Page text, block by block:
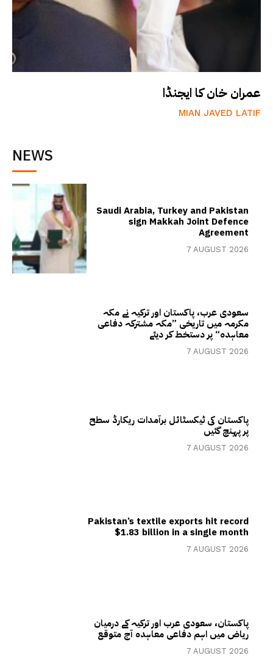
عمران خان کا ایجنڈا
MIAN JAVED LATIF
NEWS
Saudi Arabia, Turkey and Pakistan
sign Makkah Joint Defence
Agreement
7 AUGUST 2026
سعودی عرب، پاکستان اور ترکیہ نے مکہ
مکرمہ میں تاریخی ”مکہ مشترکہ دفاعی
معاہدہ“ پر دستخط کر دیئے
7 AUGUST 2026
پاکستان کی ٹیکسٹائل برآمدات ریکارڈ سطح
پر پہنچ گئیں
7 AUGUST 2026
Pakistan’s textile exports hit record
$1.83 billion in a single month
7 AUGUST 2026
پاکستان، سعودی عرب اور ترکیہ کے درمیان
ریاض میں اہم دفاعی معاہدہ آج متوقع
7 AUGUST 2026